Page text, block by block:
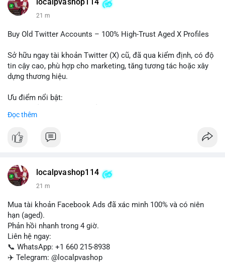
#vlikevn #titanbot
📰 Nguồn: Cointelegraph
localpvashop114
21 m
Buy Old Twitter Accounts – 100% High-Trust Aged X Profiles
Sở hữu ngay tài khoản Twitter (X) cũ, đã qua kiểm định, có độ
tin cậy cao, phù hợp cho marketing, tăng tương tác hoặc xây
dựng thương hiệu.
Ưu điểm nổi bật:
- Hồ sơ hoàn chỉnh, giảm nguy cơ bị khóa
✈️ Telegram: @localpvashop
📧 Email: localpvashop@gmail.com
Đọc thêm
localpvashop114
21 m
Mua tài khoản Facebook Ads đã xác minh 100% và có niên
hạn (aged).
Phản hồi nhanh trong 4 giờ.
Liên hệ ngay:
📞 WhatsApp: +1 660 215-8938
✈️ Telegram: @localpvashop